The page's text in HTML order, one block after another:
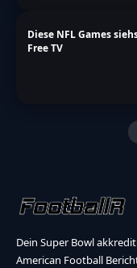
Diese NFL Games
Free TV
Dein Super Bowl
American Football